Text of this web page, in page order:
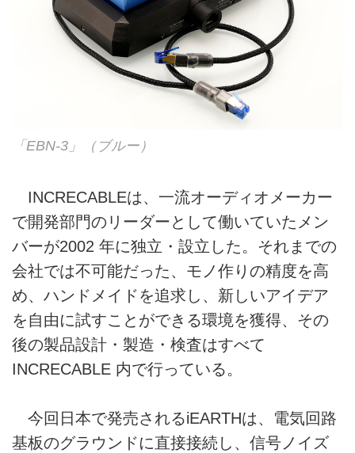
「EBN-3」（ブルー）
INCRECABLEは、一流オーディオメーカー
で開発部門のリーダーとして働いていたメン
バーが2002 年に独立・設立した。それまでの
会社では不可能だった、モノ作りの精度を高
め、ハンドメイドを追求し、新しいアイデア
を自由に試すことができる環境を獲得、その
後の製品設計・製造・検査はすべて
INCRECABLE 内で行っている。
今回日本で発売されるiEARTHは、電気回路
基板のグラウンドに直接接続し、信号ノイズ